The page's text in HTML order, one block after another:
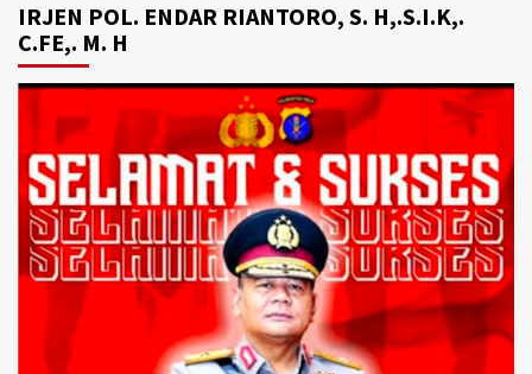
IRJEN POL. ENDAR RIANTORO, S. H,.S.I.K,.
C.FE,. M. H